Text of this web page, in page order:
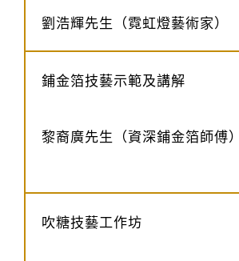
劉浩輝先生（霓虹燈藝術家）
鋪金箔技藝示範及講解
黎裔廣先生（資深鋪金箔師傅）
吹糖技藝工作坊